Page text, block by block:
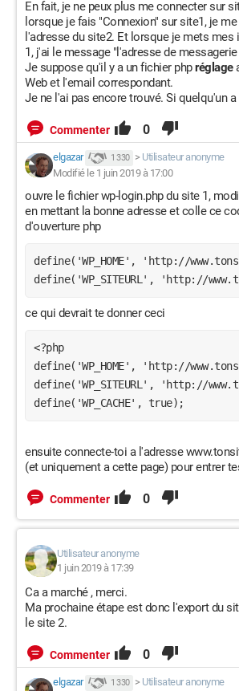
En fait, je ne peux plus me connecter sur
lorsque je fais "Connexion" sur site1, je
l'adresse du site2. Et lorsque je mets
1, j'ai le message "l'adresse de
Je suppose qu'il y a un fichier phpréglage
Web et l'email correspondant.
Je ne l'ai pas encore trouvé. Si quelqu'un a
Commenter 0
elgazar 1 330 > Utilisateur anonyme
Modifié le 1 juin 2019 à 17:00
ouvre le fichier wp-login.php du site 1,
en mettant la bonne adresse et colle ce
d'ouverture php
define('WP_HOME', 'http://
define('WP_SITEURL', 'http://
ce qui devrait te donner ceci
<?php
define('WP_HOME', 'http://
define('WP_SITEURL', 'http://
define('WP_CACHE', true);
ensuite connecte-toi a l'adresse
(et uniquement a cette page) pour entrer
Commenter 0
Utilisateur anonyme
1 juin 2019 à 17:39
Ca a marché , merci.
Ma prochaine étape est donc l'export du
le site 2.
Commenter 0
elgazar 1 330 > Utilisateur anonyme